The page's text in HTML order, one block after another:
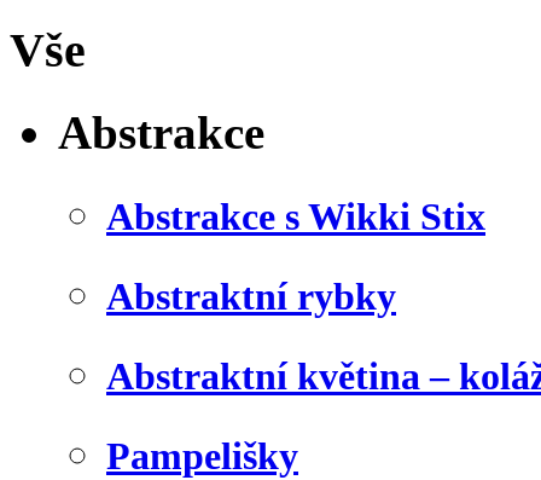
Vše
Abstrakce
Abstrakce s Wikki Stix
Abstraktní rybky
Abstraktní květina –
Pampelišky